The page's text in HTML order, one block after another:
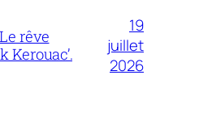
rêve
Kerouac’.
19
juillet
2026